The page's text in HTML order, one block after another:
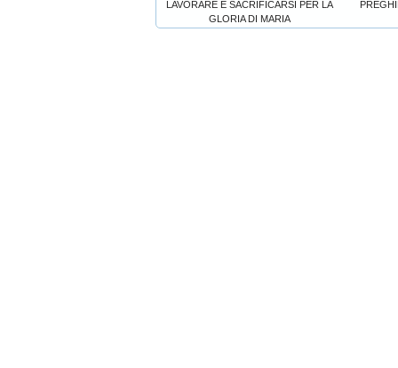
LAVORARE E SACRIFICARSI PER LA
GLORIA DI MARIA